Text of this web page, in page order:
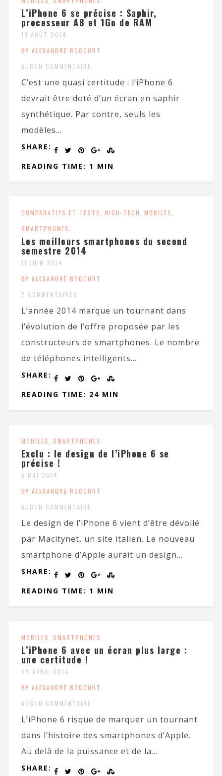
L’iPhone 6 se précise : Saphir,
processeur A8 et 1Go de RAM
19 AOÛT 2014
BY ALEXANDRE ROCOURT
AUCUN COMMENTAIRE
C’est une quasi certitude : l’iPhone 6
devrait être doté d’un écran en saphir
synthétique. Par contre, seuls les
modèles...
SHARE:
READING TIME: 1 MIN
COMPARATIFS ET TESTS, HIGH-TECH, MOBILES,
SMARTPHONES
Les meilleurs smartphones du second
semestre 2014
11 JUIN 2014
BY ALEXANDRE ROCOURT
7 COMMENTAIRES
L’année 2014 marque un tournant dans
l’évolution de l’offre proposée par les
constructeurs de smartphones. Le nombre
de téléphones intelligents...
SHARE:
READING TIME: 24 MIN
MOBILES, SMARTPHONES
Exclu : le design de l’iPhone 6 se
précise !
6 MAI 2014
BY ALEXANDRE ROCOURT
AUCUN COMMENTAIRE
Le design de l’iPhone 6 vient d’être dévoilé
par Macitynet, un site italien. Le nouveau
smartphone d’Apple aurait un design...
SHARE:
READING TIME: 1 MIN
MOBILES, SMARTPHONES
L’iPhone 6 avec un écran plus large :
une certitude !
23 AVRIL 2014
BY ALEXANDRE ROCOURT
AUCUN COMMENTAIRE
L’iPhone 6 risque de marquer un tournant
dans l’histoire des smartphones d’Apple.
Au delà de la puissance et de la...
SHARE: